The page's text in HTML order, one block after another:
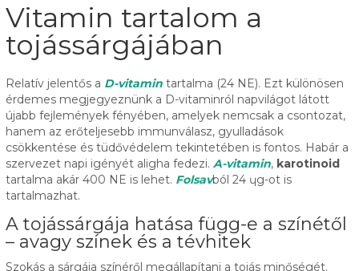
Vitamin tartalom a
tojássárgájában
Relatív jelentős a D-vitamintartalma (24 NE). Ezt különösen
érdemes megjegyeznünk a D-vitaminról napvilágot látott
újabb fejlemények fényében, amelyek nemcsak a csontozat,
hanem az erőteljesebb immunválasz, gyulladások
csökkentése és tüdővédelem tekintetében is fontos. Habár a
szervezet napi igényét aligha fedezi. A-vitamin, karotinoid
tartalma akár 400 NE is lehet. Folsavból 24 ɥg-ot is
tartalmazhat.
A tojássárgája hatása függ-e a színétől
– avagy színek és a tévhitek
Szokás a sárgája színéről megállapítani a tojás minőségét.